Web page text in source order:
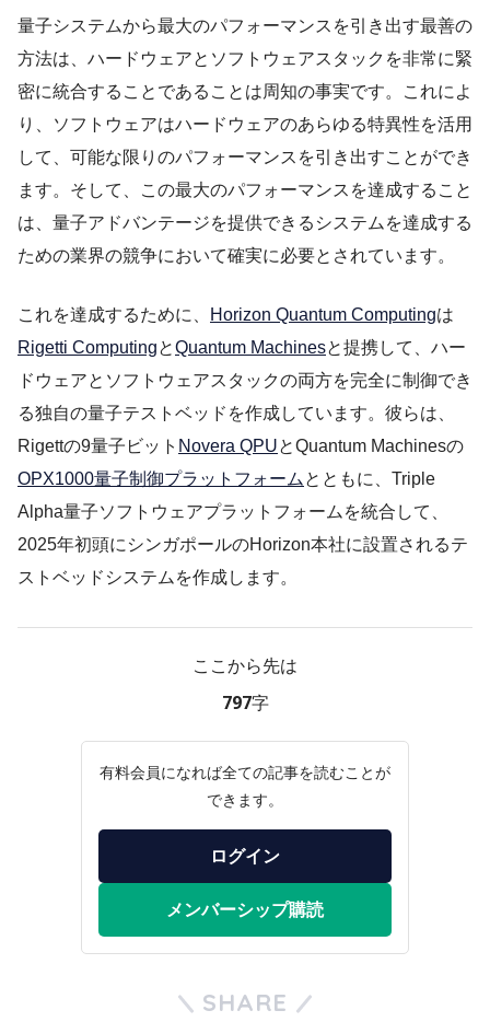
量子システムから最大のパフォーマンスを引き出す最善の
方法は、ハードウェアとソフトウェアスタックを非常に緊
密に統合することであることは周知の事実です。これによ
り、ソフトウェアはハードウェアのあらゆる特異性を活用
して、可能な限りのパフォーマンスを引き出すことができ
ます。そして、この最大のパフォーマンスを達成すること
は、量子アドバンテージを提供できるシステムを達成する
ための業界の競争において確実に必要とされています。
これを達成するために、 Horizon Quantum Computingは
Rigetti ComputingとQuantum Machinesと提携して、ハー
ドウェアとソフトウェアスタックの両方を完全に制御でき
る独自の量子テストベッドを作成しています。彼らは、
Rigettの9量子ビット Novera QPUとQuantum Machinesの
OPX1000量子制御プラットフォーム とともに、Triple
Alpha量子ソフトウェアプラットフォームを統合して、
2025年初頭にシンガポールのHorizon本社に設置されるテ
ストベッドシステムを作成します。
ここから先は
797字
有料会員になれば全ての記事を読むことが
できます。
ログイン
メンバーシップ購読
SHARE